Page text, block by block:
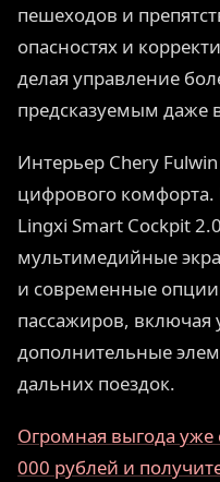
пешеходов и
опасностях и
делая управление
предсказуемым даже
Интерьер Chery
цифрового
Lingxi Smart Cockpit
мультимедийные
и современные
пассажиров,
дополнительные
дальних поездок.
Огромная выгода уже
000 рублей и